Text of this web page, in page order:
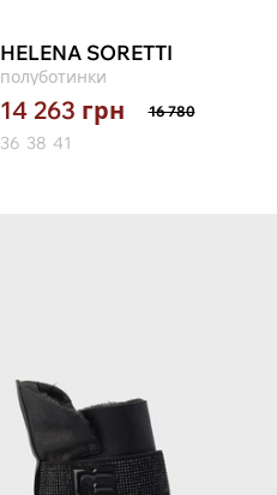
HELENA SORETTI
полуботинки
14 263 грн 16 780
36 38 41